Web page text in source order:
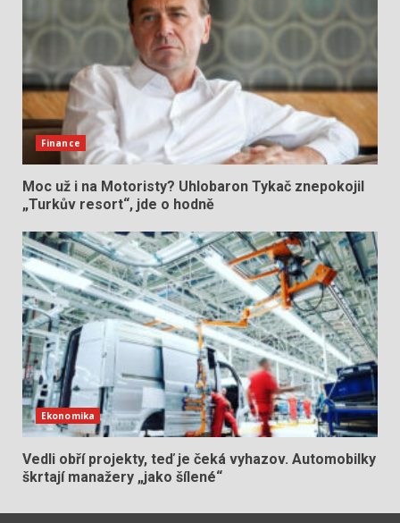
Finance
Moc už i na Motoristy? Uhlobaron Tykač znepokojil
„Turkův resort“, jde o hodně
Ekonomika
Vedli obří projekty, teď je čeká vyhazov. Automobilky
škrtají manažery „jako šílené“